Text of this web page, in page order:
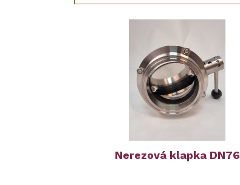
Nerezová klapka DN76